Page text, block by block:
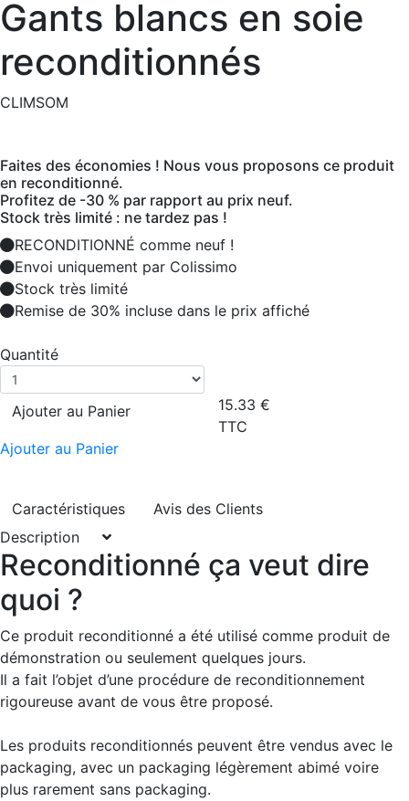
Gants blancs en soie
reconditionnés
CLIMSOM
Faites des économies ! Nous vous proposons ce produit
en reconditionné.
Profitez de -30 % par rapport au prix neuf.
Stock très limité : ne tardez pas !
RECONDITIONNÉ comme neuf !
Envoi uniquement par Colissimo
Stock très limité
Remise de 30% incluse dans le prix affiché
Quantité
Ajouter au Panier
Ajouter au Panier
15.33 €
TTC
Caractéristiques
Avis des Clients
Description
Reconditionné ça veut dire
quoi ?
Ce produit reconditionné a été utilisé comme produit de
démonstration ou seulement quelques jours.
Il a fait l’objet d’une procédure de reconditionnement
rigoureuse avant de vous être proposé.
Les produits reconditionnés peuvent être vendus avec le
packaging, avec un packaging légèrement abimé voire
plus rarement sans packaging.